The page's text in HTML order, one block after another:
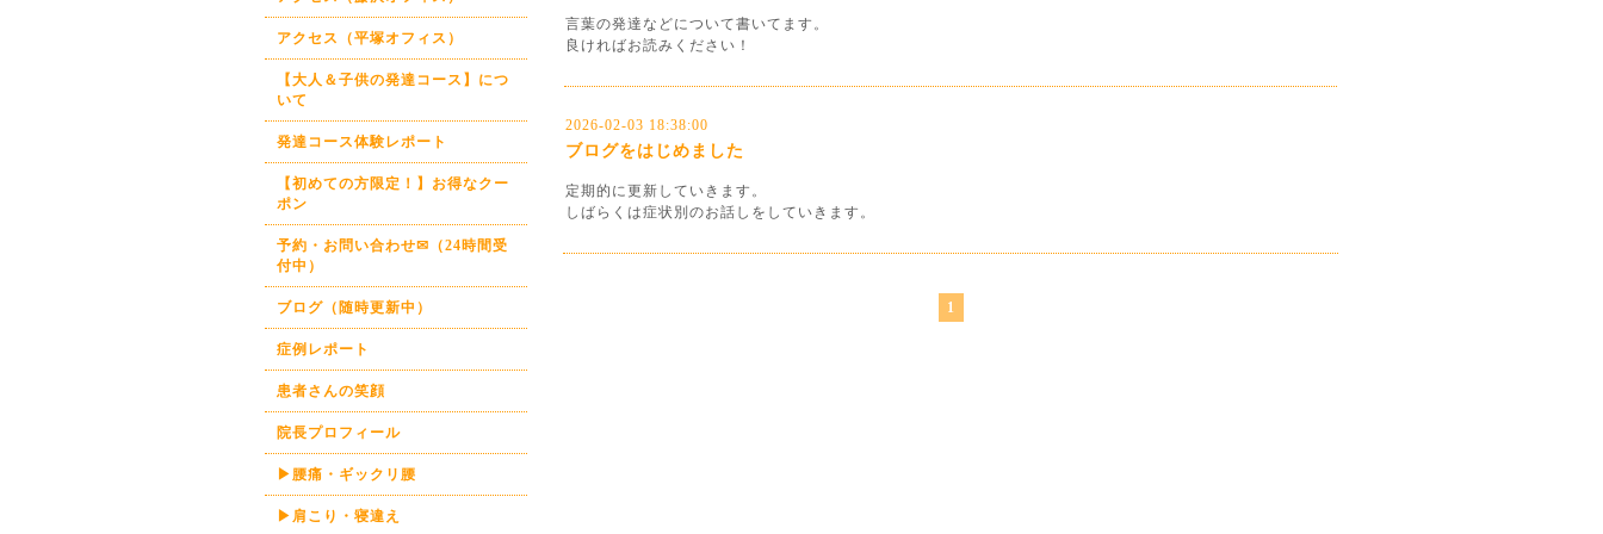
言葉の発達などについて書いてます。
良ければお読みください！
2026-02-03 18:38:00
ブログをはじめました
定期的に更新していきます。
しばらくは症状別のお話しをしていきます。
1
アクセス（平塚オフィス）
【大人＆子供の発達コース】につ
いて
発達コース体験レポート
【初めての方限定！】お得なクー
ポン
予約・お問い合わせ✉（24時間受
付中）
ブログ（随時更新中）
症例レポート
患者さんの笑顔
院長プロフィール
▶腰痛・ギックリ腰
▶肩こり・寝違え